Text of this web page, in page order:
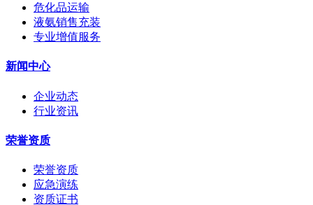
危化品运输
液氨销售充装
专业增值服务
新闻中心
企业动态
行业资讯
荣誉资质
荣誉资质
应急演练
资质证书